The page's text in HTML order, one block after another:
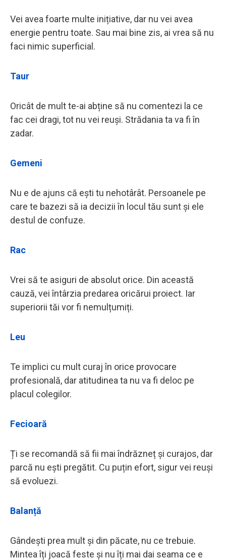
Vei avea foarte multe inițiative, dar nu vei avea
energie pentru toate. Sau mai bine zis, ai vrea să nu
faci nimic superficial.
Taur
Oricât de mult te-ai abține să nu comentezi la ce
fac cei dragi, tot nu vei reuși. Strădania ta va fi în
zadar.
Gemeni
Nu e de ajuns că ești tu nehotârât. Persoanele pe
care te bazezi să ia decizii în locul tău sunt și ele
destul de confuze.
Rac
Vrei să te asiguri de absolut orice. Din această
cauză, vei întârzia predarea oricărui proiect. Iar
superiorii tăi vor fi nemulțumiți.
Leu
Te implici cu mult curaj în orice provocare
profesională, dar atitudinea ta nu va fi deloc pe
placul colegilor.
Fecioară
Ți se recomandă să fii mai îndrăzneț și curajos, dar
parcă nu ești pregătit. Cu puțin efort, sigur vei reuși
să evoluezi.
Balanță
Gândești prea mult și din păcate, nu ce trebuie.
Mintea îți joacă feste și nu îți mai dai seama ce e